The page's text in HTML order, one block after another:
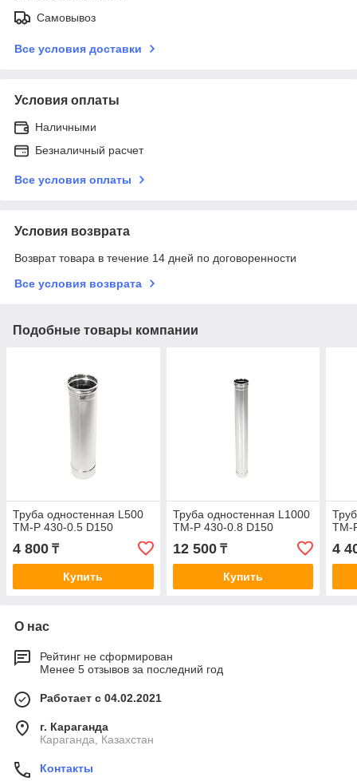
Самовывоз
Все условия доставки
Условия оплаты
Наличными
Безналичный расчет
Все условия оплаты
Условия возврата
Возврат товара в течение 14 дней по договоренности
Все условия возврата
Подобные товары компании
Труба одностенная L500
ТМ-Р 430-0.5 D150
4 800 ₸
Купить
Труба одностенная L1000
ТМ-Р 430-0.8 D150
12 500₸
Купить
ТМ-
4
О нас
Рейтинг не сформирован
Менее 5 отзывов за последний год
Работает с 04.02.2021
г. Караганда
Караганда, Казахстан
Контакты